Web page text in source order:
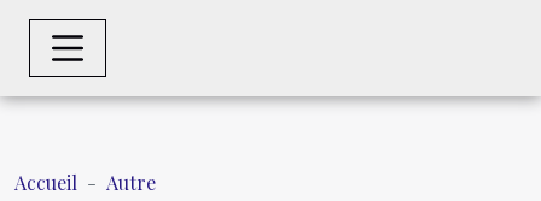
Accueil
Autre